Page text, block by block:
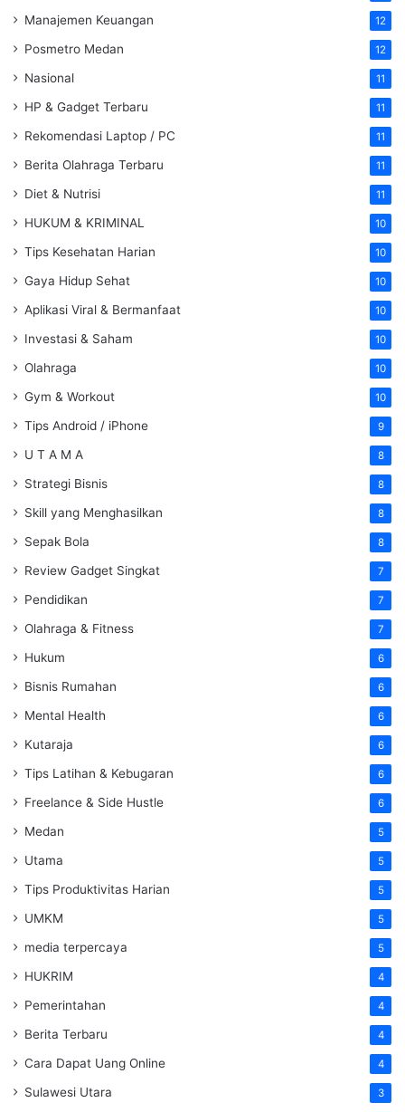
Manajemen Keuangan 12
Posmetro Medan 12
Nasional 11
HP & Gadget Terbaru 11
Rekomendasi Laptop / PC 11
Berita Olahraga Terbaru 11
Diet & Nutrisi 11
HUKUM & KRIMINAL 10
Tips Kesehatan Harian 10
Gaya Hidup Sehat 10
Aplikasi Viral & Bermanfaat 10
Investasi & Saham 10
Olahraga 10
Gym & Workout 10
Tips Android / iPhone 9
U T A M A 8
Strategi Bisnis 8
Skill yang Menghasilkan 8
Sepak Bola 8
Review Gadget Singkat 7
Pendidikan 7
Olahraga & Fitness 7
Hukum 6
Bisnis Rumahan 6
Mental Health 6
Kutaraja 6
Tips Latihan & Kebugaran 6
Freelance & Side Hustle 6
Medan 5
Utama 5
Tips Produktivitas Harian 5
UMKM 5
media terpercaya 5
HUKRIM 4
Pemerintahan 4
Berita Terbaru 4
Cara Dapat Uang Online 4
Sulawesi Utara 3